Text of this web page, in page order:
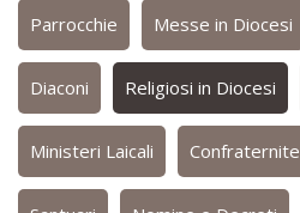
Parrocchie Messe in Diocesi
Diaconi Religiosi in Diocesi
Ministeri Laicali Confraternite